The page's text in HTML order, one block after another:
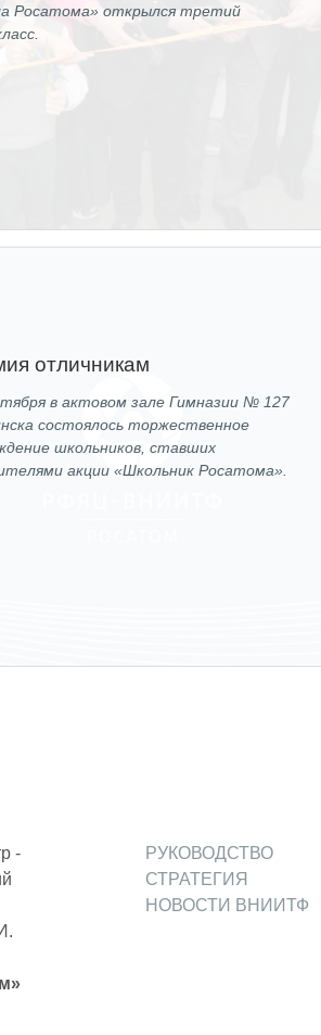
Росатома» открылся третий
отличникам
в актовом зале Гимназии № 127
состоялось торжественное
школьников, ставших
акции «Школьник Росатома».
-
РУКОВОДСТВО
СТРАТЕГИЯ
НОВОСТИ ВНИИТФ